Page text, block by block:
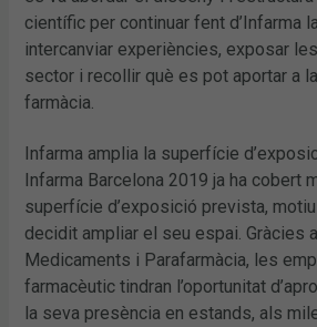
científic per continuar fent d’Infarma
intercanviar experiències, exposar
sector i recollir què es pot aportar a
farmàcia.
Infarma amplia la superfície
Infarma Barcelona 2019 ja ha cobert
superfície d’exposició prevista, motiu
decidit ampliar el seu espai. Gràcies
Medicaments i Parafarmàcia, les
farmacèutic tindran l’oportunitat
la seva presència en estands, als